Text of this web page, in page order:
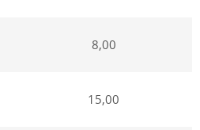
8,00
15,00